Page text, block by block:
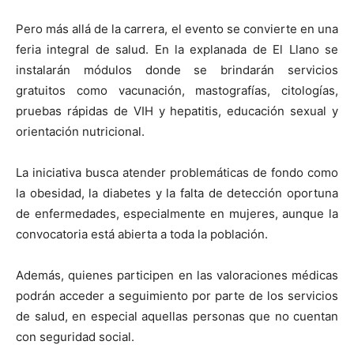
Pero más allá de la carrera, el evento se convierte en una
feria integral de salud. En la explanada de El Llano se
instalarán módulos donde se brindarán servicios
gratuitos como vacunación, mastografías, citologías,
pruebas rápidas de VIH y hepatitis, educación sexual y
orientación nutricional.
La iniciativa busca atender problemáticas de fondo como
la obesidad, la diabetes y la falta de detección oportuna
de enfermedades, especialmente en mujeres, aunque la
convocatoria está abierta a toda la población.
Además, quienes participen en las valoraciones médicas
podrán acceder a seguimiento por parte de los servicios
de salud, en especial aquellas personas que no cuentan
con seguridad social.